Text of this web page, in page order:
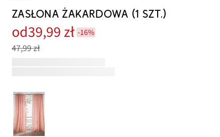
ZASŁONA ŻAKARDOWA (1 SZT.)
od39,99 zł -16%
47,99 zł